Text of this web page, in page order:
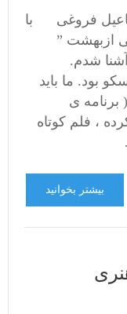
فروغی با
ازبهشت ”
آشنا شدم.
بود. ما باید
برنامه ی
، فلم کوتاه
بیشتر بخوانید